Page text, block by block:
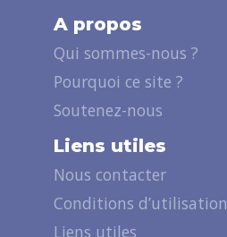
A propos
Qui sommes-nous ?
Pourquoi ce site ?
Soutenez-nous
Liens utiles
Nous contacter
Conditions d’utilisation
Liens utiles